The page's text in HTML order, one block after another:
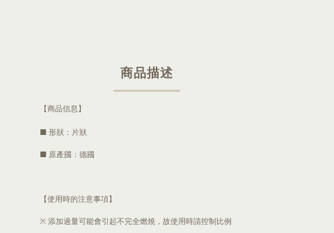
商品描述
【商品信息】
■ 形狀：片狀
■ 原產國：德國
【使用時的注意事項】
※ 添加過量可能會引起不完全燃燒，故使用時請控制比例